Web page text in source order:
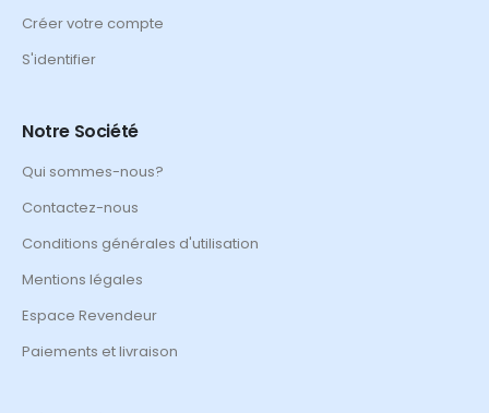
Créer votre compte
S'identifier
Notre Société
Qui sommes-nous?
Contactez-nous
Conditions générales d'utilisation
Mentions légales
Espace Revendeur
Paiements et livraison